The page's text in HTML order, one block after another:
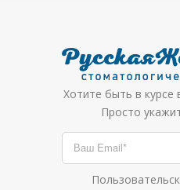
Хотите быть в курсе
Просто